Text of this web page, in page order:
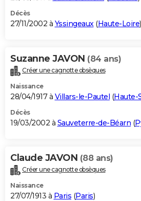
Décès
27/11/2002 à Yssingeaux(Haute-Loire)
Suzanne JAVON (84 ans)
Créer une cagnotte obsèques
Naissance
28/04/1917 à Villars-le-Pautel (Haute-
Décès
19/03/2002 à Sauveterre-de-Béarn (
Claude JAVON (88 ans)
Créer une cagnotte obsèques
Naissance
27/07/1913 à Paris (Paris)